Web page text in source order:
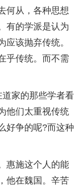
何从，各种思想
有的学派是认为
该抛弃传统。
乎传统。而不需
家的那些学者看
他们太重视传统
好争的呢?而这种
施这个人的能
，他在魏国。辛苦